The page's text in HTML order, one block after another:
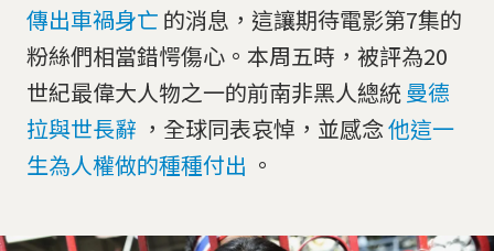
傳出車禍身亡 的消息，這讓期待電影第7集的
粉絲們相當錯愕傷心。本周五時，被評為20
世紀最偉大人物之一的前南非黑人總統曼德
拉與世長辭 ，全球同表哀悼，並感念他這一
生為人權做的種種付出 。